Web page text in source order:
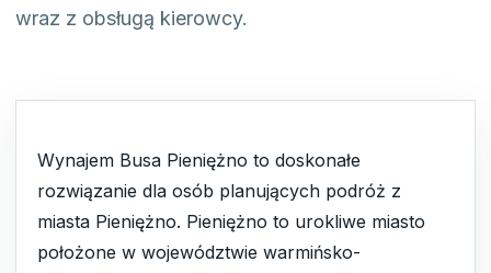
wraz z obsługą kierowcy.
Wynajem Busa Pieniężno to doskonałe
rozwiązanie dla osób planujących podróż z
miasta Pieniężno. Pieniężno to urokliwe miasto
położone w województwie warmińsko-